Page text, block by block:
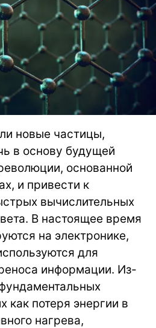
новые частицы,
в основу будущей
основанной
и привести к
вычислительных
В настоящее время
на электронике,
для
информации. Из-
как потеря энергии в
нагрева,